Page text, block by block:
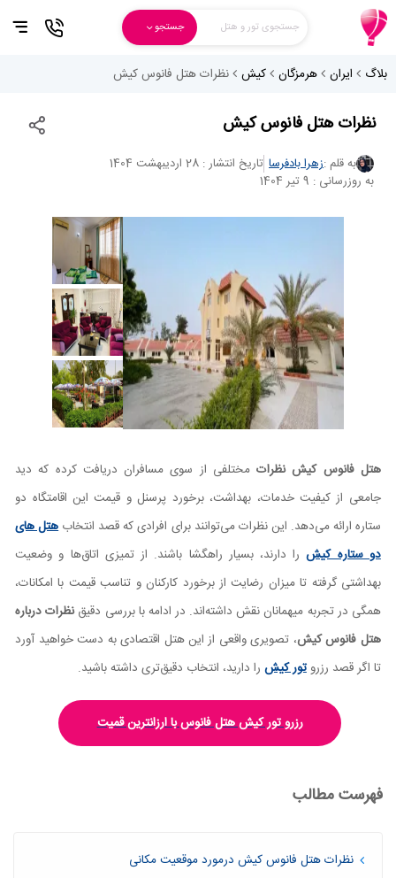
جستجوی تور و هتل جستجو
بلاگ ایران هرمزگان کیش نظرات هتل فانوس کیش
نظرات هتل فانوس کیش
به قلم :زهرا بادفرسا تاریخ انتشار : 28 اردیبهشت 1404
به روزرسانی : 9 تیر 1404
هتل فانوس کیش نظراتمختلفی از سوی مسافران دریافت کرده که دید
جامعی از کیفیت خدمات، بهداشت، برخورد پرسنل و قیمت این اقامتگاه دو
ستاره ارائه می‌دهد. این نظرات می‌توانند برای افرادی که قصد انتخاب هتل های
دو ستاره کیشرا دارند، بسیار راهگشا باشند. از تمیزی اتاق‌ها و وضعیت
بهداشتی گرفته تا میزان رضایت از برخورد کارکنان و تناسب قیمت با امکانات،
همگی در تجربه میهمانان نقش داشته‌اند. در ادامه با بررسی دقیقنظرات درباره
هتل فانوس کیش، تصویری واقعی از این هتل اقتصادی به دست خواهید آورد
تا اگر قصد رزروتور کیش را دارید، انتخاب دقیق‌تری داشته باشید.
رزرو تور کیش هتل فانوس با ارزانترین قمیت
فهرست مطالب
نظرات هتل فانوس کیش درمورد موقعیت مکانی